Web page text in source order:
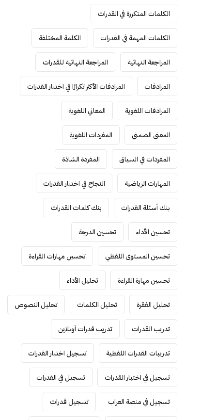
الكلمات المتكررة في القدرات
الكلمات المهمة في القدرات الكلمة المختلفة
المراجعة النهائية المراجعة النهائية للقدرات
المرادفات المرادفات الأكثر تكرارًا في اختبار القدرات
المرادفات اللغوية المعاني اللغوية
المعنى الضمني المفردات اللغوية
المفردات في السياق المفردة الشاذة
المهارات الرياضية النجاح في اختبار القدرات
بنك أسئلة القدرات بنك كلمات القدرات
تحسين الأداء تحسين الدرجة
تحسين المستوى اللفظي تحسين مهارات القراءة
تحسين مهارة القراءة تحليل الأداء
تحليل الفقرة تحليل الكلمات تحليل النصوص
تدريب القدرات تدريب قدرات أونلاين
تدريبات القدرات اللفظية تسجيل اختبار القدرات
تسجيل في اختبار القدرات تسجيل في القدرات
تسجيل في منصة العراب تسجيل قدرات